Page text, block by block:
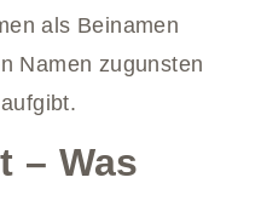
als Beinamen
Namen zugunsten
– Was